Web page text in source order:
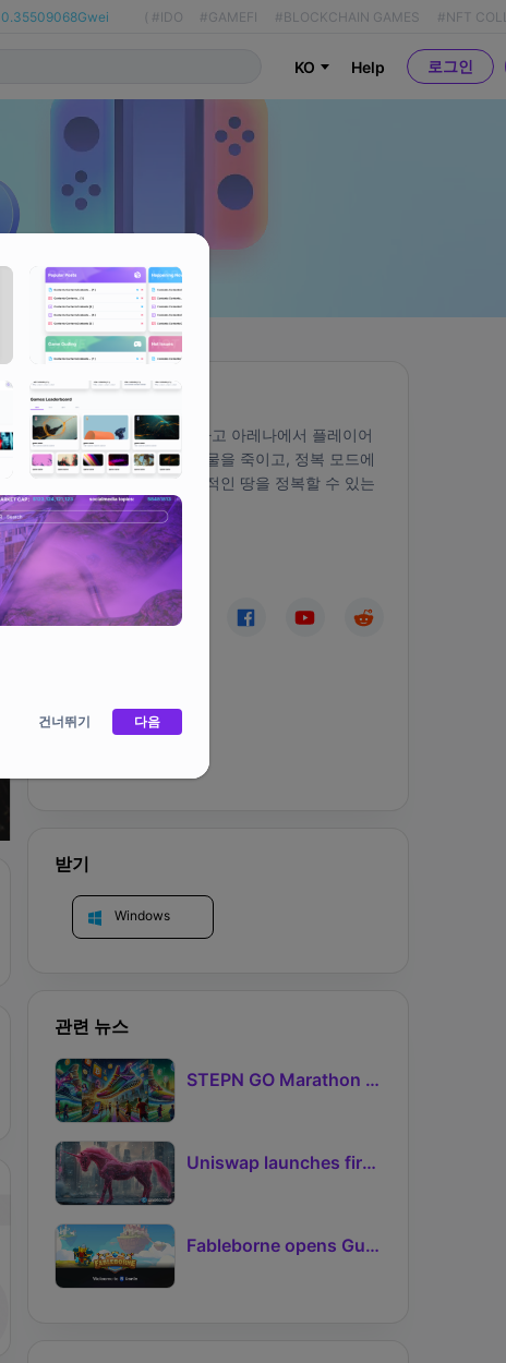
0.35509068Gwei ( #IDO #GAMEFI #BLOCKCHAIN GAMES #NFT
KO Help 로그인
건너뛰기 다음
About
Zeal은 캐릭터를 구축하고 아레나에서 플레이어
와 싸우고, 던전에서 생물을 죽이고, 정복 모드에
서 둘 모두에 대해 야만적인 땅을 정복할 수 있는
인디 액션 RPG입니다.
커뮤니티
받기
Windows
관련 뉴스
STEPN GO Marathon Challenge Season 3: Sign-Ups Live With Teams and Missed-Day Insurance
Uniswap launches first Robinhood Chain launchpad
Fableborne opens Guild signups for Season 5 as Guilds 2.0 lifts the prize pool to 95%